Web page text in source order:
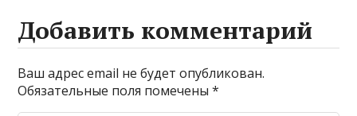
Добавить комментарий
Ваш адрес email не будет опубликован.
Обязательные поля помечены*